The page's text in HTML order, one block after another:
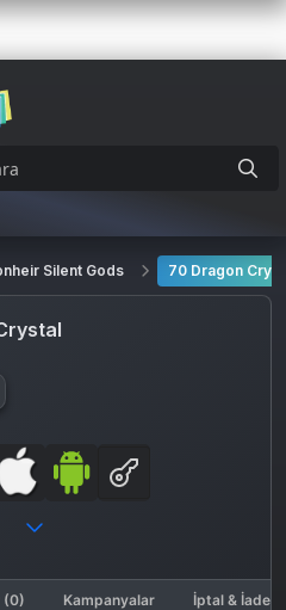
Silent Gods 70 Dragon
Değerlendirmeler (0) Kampanyalar İptal & İade